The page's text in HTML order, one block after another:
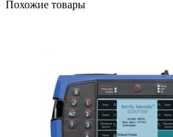
Похожие товары